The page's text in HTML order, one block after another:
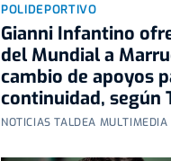
POLIDEPORTIVO
Gianni Infantino
del Mundial a
cambio de apoyos
continuidad, según
NOTICIAS TALDEA MULTIMEDIA